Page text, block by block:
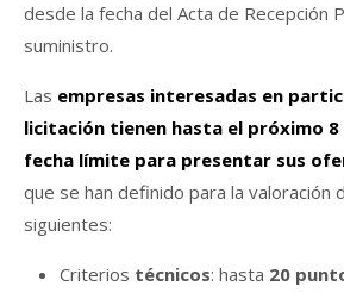
desde la fecha del Acta de Recepción
suministro.
Las empresas interesadas en
licitación tienen hasta el próximo
fecha límite para presentar sus
que se han definido para la valoración
siguientes:
Criterios técnicos: hasta 20